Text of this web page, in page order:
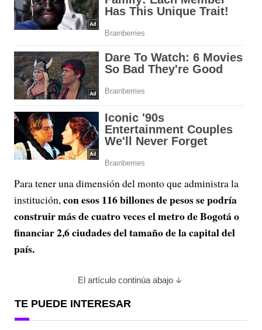
Para tener una dimensión del monto que administra la
institución,con esos 116 billones de pesos se podría
construir más de cuatro veces el metro de Bogotá o
financiar 2,6 ciudades del tamaño de la capital del
país.
El artículo continúa abajo
TE PUEDE INTERESAR